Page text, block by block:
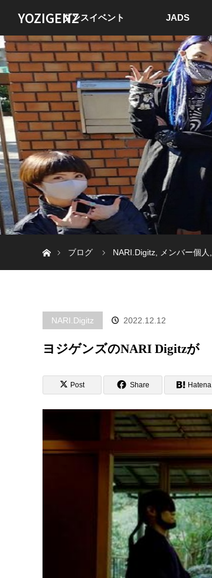
YOZIGENZダンスイベント JADS
ブログ
NARI.Digitz メンバー個人
NARI.Digitz 2022.12.12
ヨジゲンズのNARI Digitzが
Post Share Hatena